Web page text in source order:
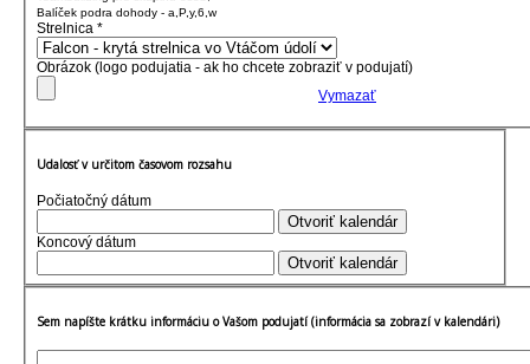
Balíček podra dohody - a,P,y,6,w
Strelnica *
Obrázok (logo podujatia - ak ho chcete zobraziť v podujatí)
Vymazať
Udalosť v určitom časovom rozsahu
Počiatočný dátum
Otvoriť kalendár
Koncový dátum
Otvoriť kalendár
Sem napíšte krátku informáciu o Vašom podujatí (informácia sa zobrazí v kalendári)